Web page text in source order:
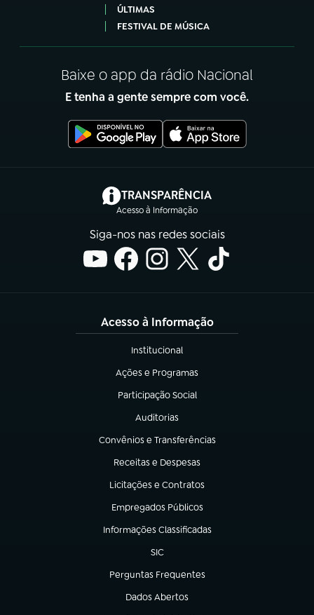
ÚLTIMAS
FESTIVAL DE MÚSICA
Baixe o app da rádio Nacional
E tenha a gente sempre com você.
TRANSPARÊNCIA
Acesso à Informação
(abre em nova aba)
Siga-nos nas redes sociais
Acesso à Informação
Institucional
(abre em nova aba)
Ações e Programas
(abre em nova aba)
Participação Social
(abre em nova aba)
Auditorias
(abre em nova aba)
Convênios e Transferências
(abre em nova aba)
Receitas e Despesas
(abre em nova aba)
Licitações e Contratos
(abre em nova aba)
Empregados Públicos
(abre em nova aba)
Informações Classificadas
(abre em nova aba)
SIC
(abre em nova aba)
Perguntas Frequentes
(abre em nova aba)
Dados Abertos
(abre em nova aba)